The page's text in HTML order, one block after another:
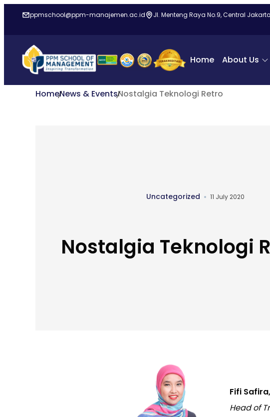
ppmschool@ppm-manajemen.ac.id Jl. Menteng Raya No.9, Central Jakarta
Home About Us
HomeNews & EventsNostalgia Teknologi Retro
Uncategorized 11 July 2020
Nostalgia Teknologi
Fifi
Head of